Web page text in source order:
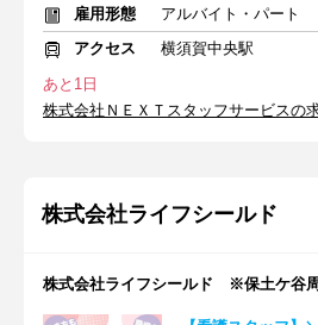
雇用形態
アルバイト・パート
アクセス
横須賀中央駅
あと1日
株式会社ＮＥＸＴスタッフサービスの
株式会社ライフシールド
株式会社ライフシールド ※保土ケ谷周